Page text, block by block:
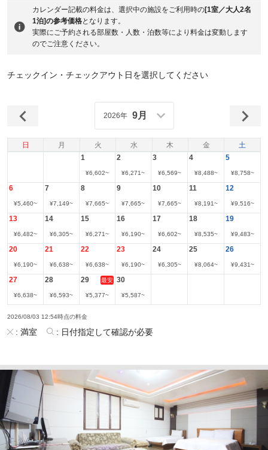
カレンダー記載の料金は、選択中の施設をご利用時の[1室／大人2名
1泊]の参考価格となります。
実際にご予約される部屋数・人数・泊数等により料金は変動します
のでご注意ください。
チェックイン・チェックアウト日を選択してください
日 月 火 水 木 金 土
2026年 9月
1
¥6,602~
2
¥6,271~
3
¥6,569~
4
¥8,488~
5
¥8,758~
6
¥5,460~
7
¥7,149~
8
¥7,665~
9
¥7,665~
10
¥7,665~
11
¥8,191~
12
¥9,516~
13
¥6,482~
14
¥6,305~
15
¥6,271~
16
¥6,190~
17
¥6,602~
18
¥8,535~
19
¥9,483~
20
¥6,190~
21
¥6,638~
22
¥6,638~
23
¥6,190~
24
¥6,305~
25
¥8,064~
26
¥9,431~
27
¥6,638~
28
¥6,593~
29 最安
¥5,377~
30
¥5,587~
2026/08/03 12:54時点の料金
: 満室 : 日付指定して確認が必要